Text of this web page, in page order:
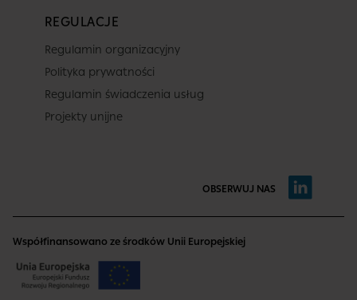
REGULACJE
Regulamin organizacyjny
Polityka prywatności
Regulamin świadczenia usług
Projekty unijne
OBSERWUJ NAS
Współfinansowano ze środków Unii Europejskiej